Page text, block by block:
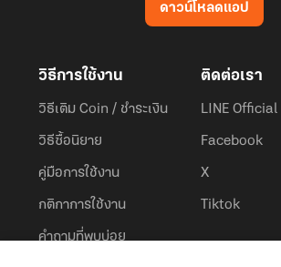
ดาวน์โหลดแอป
วิธีการใช้งาน
วิธีเติม Coin / ชำระเงิน
วิธีซื้อนิยาย
คู่มือการใช้งาน
กติกาการใช้งาน
คำถามที่พบบ่อย
ติดต่อเรา
LINE Official
Facebook
X
Tiktok